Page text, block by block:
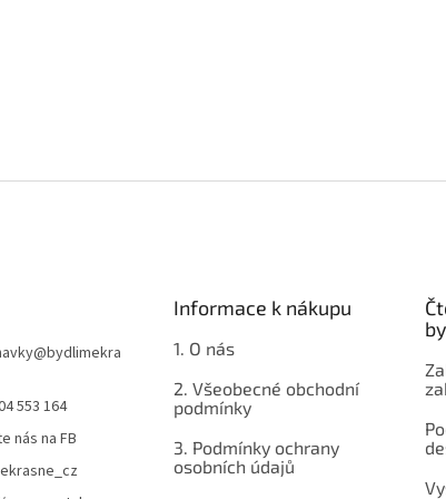
@bydlimekra
553 164
nás na FB
Informace k nákupu
1. O nás
2. Všeobecné obchodní
podmínky
3. Podmínky ochrany
osobních údajů